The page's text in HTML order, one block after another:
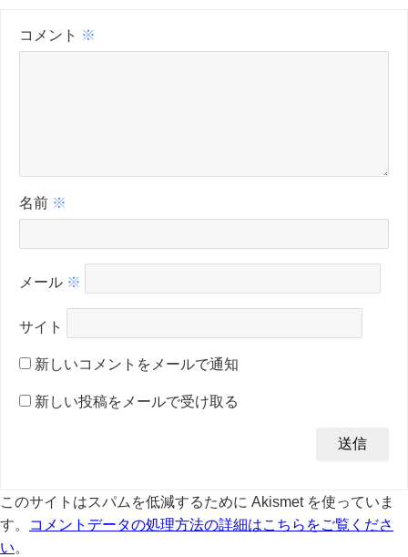
コメント ※
名前 ※
メール ※
サイト
新しいコメントをメールで通知
新しい投稿をメールで受け取る
このサイトはスパムを低減するために Akismet を使っていま
す。
コメントデータの処理方法の詳細はこちらをご覧くださ
い